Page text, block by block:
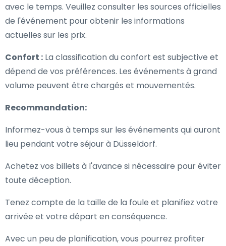
avec le temps. Veuillez consulter les sources officielles
de l'événement pour obtenir les informations
actuelles sur les prix.
Confort : La classification du confort est subjective et
dépend de vos préférences. Les événements à grand
volume peuvent être chargés et mouvementés.
Recommandation:
Informez-vous à temps sur les événements qui auront
lieu pendant votre séjour à Düsseldorf.
Achetez vos billets à l'avance si nécessaire pour éviter
toute déception.
Tenez compte de la taille de la foule et planifiez votre
arrivée et votre départ en conséquence.
Avec un peu de planification, vous pourrez profiter